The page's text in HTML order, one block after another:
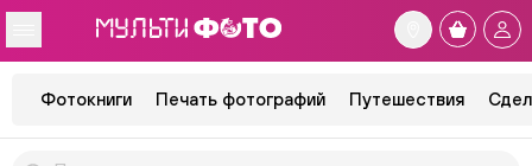
Фотокниги Печать фотографий Путешествия